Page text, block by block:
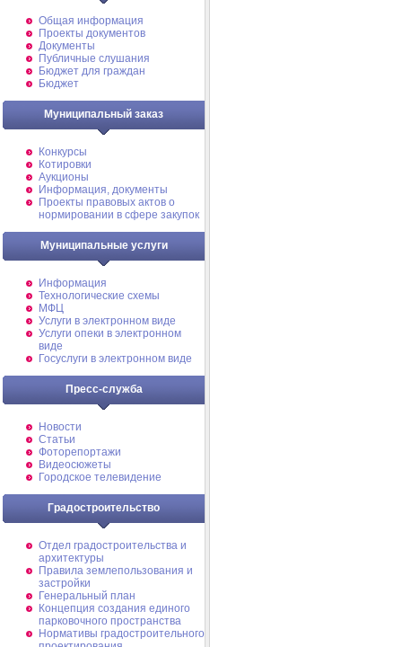
Общая информация
Проекты документов
Документы
Публичные слушания
Бюджет для граждан
Бюджет
Муниципальный заказ
Конкурсы
Котировки
Аукционы
Информация, документы
Проекты правовых актов о
нормировании в сфере закупок
Муниципальные услуги
Информация
Технологические схемы
МФЦ
Услуги в электронном виде
Услуги опеки в электронном
виде
Госуслуги в электронном виде
Пресс-служба
Новости
Статьи
Фоторепортажи
Видеосюжеты
Городское телевидение
Градостроительство
Отдел градостроительства и
архитектуры
Правила землепользования и
застройки
Генеральный план
Концепция создания единого
парковочного пространства
Нормативы градостроительного